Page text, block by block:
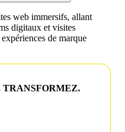
web immersifs, allant
digitaux et visites
de marque